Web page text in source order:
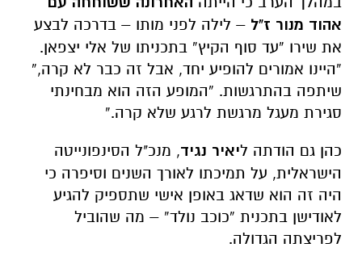
שיתפה בהתרגשות. “המופע הזה הוא מבחינתי
סגירת מעגל מרגשת לרגע שלא קרה.”
כהן גם הודתה ליאיר נגיד, מנכ"ל הסינפונייטה
הישראלית, על תמיכתו לאורך השנים וסיפרה כי
היה זה הוא שדאג באופן אישי שתספיק להגיע
לפריצתה הגדולה.
המופע כלל עיבודים סוחפים לשיריו האהובים של
מנור, בהם “ברית עולם”, “אין לי ארץ אחרת”, “בן
יפה נולד”, “שלל שרב”, “אני ואתה” ועוד – ולקראת